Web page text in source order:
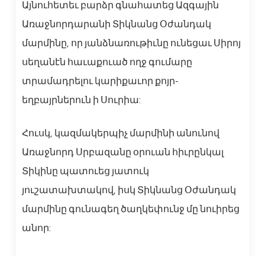
Այնուհետեւ բարձր գնահատեց Ազգային
Առաջնորդարանի Տիկնանց Օժանդակ
մարմինը, որ յանձնառութիւնը ունեցաւ Սիրոյ
սեղանէն հաւաքուած ողջ գումարը
տրամադրելու կարիքաւոր քոյր-
եղբայրներուն ի Սուրիա:
Հուսկ, կազմակերպիչ մարմինի անունով
Առաջնորդ Սրբազանը օրուան հիւրընկալ
Տիկինը պատուեց յատուկ
յուշատախտակով, իսկ Տիկնանց Օժանդակ
մարմինը գունագեղ ծաղկեփունջ մը նուիրեց
անոր: